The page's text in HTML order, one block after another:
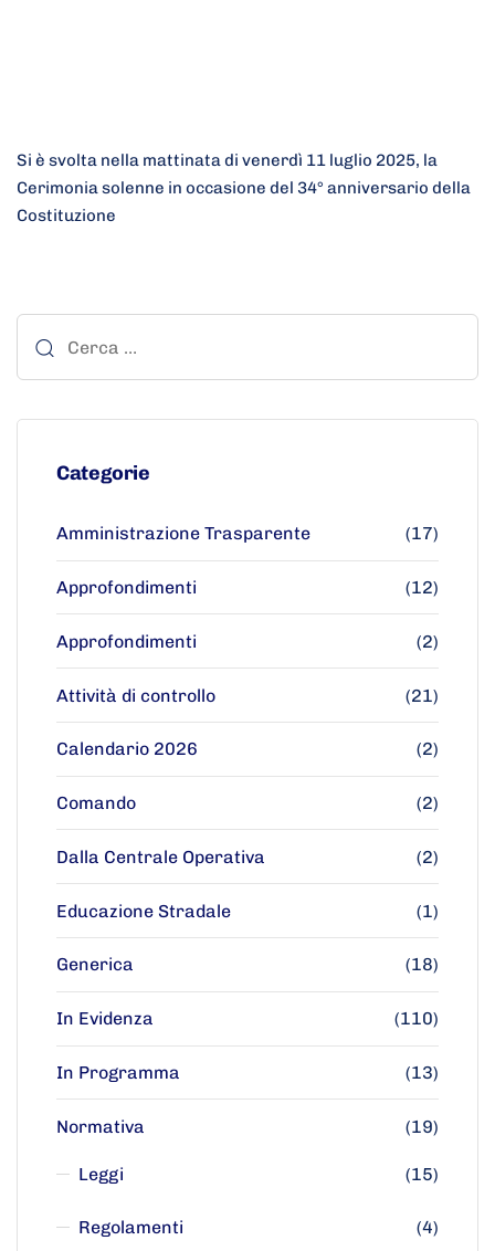
Si è svolta nella mattinata di venerdì 11 luglio 2025, la
Cerimonia solenne in occasione del 34° anniversario della
Costituzione
Categorie
Amministrazione Trasparente (17)
Approfondimenti (12)
Approfondimenti (2)
Attività di controllo (21)
Calendario 2026 (2)
Comando (2)
Dalla Centrale Operativa (2)
Educazione Stradale (1)
Generica (18)
In Evidenza (110)
In Programma (13)
Normativa (19)
Leggi (15)
Regolamenti (4)